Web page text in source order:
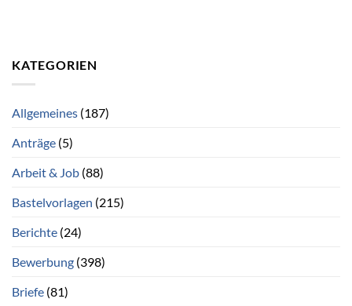
KATEGORIEN
Allgemeines (187)
Anträge (5)
Arbeit & Job (88)
Bastelvorlagen (215)
Berichte (24)
Bewerbung (398)
Briefe (81)